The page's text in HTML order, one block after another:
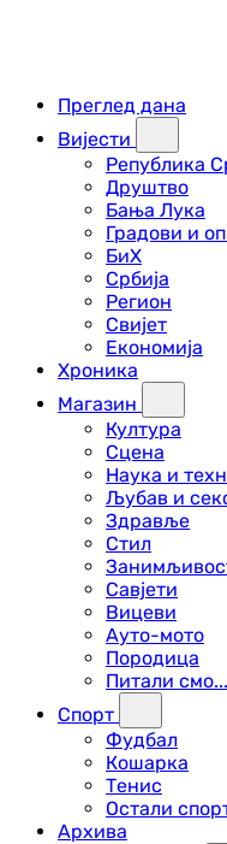
Преглед дана
Вијести
Република
Друштво
Бања Лука
Градови и
БиХ
Србија
Регион
Свијет
Економија
Хроника
Магазин
Култура
Сцена
Наука и
Љубав и
Здравље
Стил
Савјети
Вицеви
Ауто-мото
Породица
Питали смо...
Спорт
Фудбал
Кошарка
Тенис
Остали
Архива